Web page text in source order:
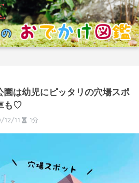
園は幼児にピッタリの穴場スポ
も♡
12/11 1分